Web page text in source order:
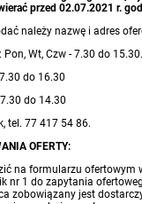
przed 02.07.2021 r.
należy nazwę i adres
Wt, Czw - 7.30 do 15.30.
16.30
14.30
tel. 77 417 54 86.
OFERTY:
na formularzu ofertowym
nr 1 do zapytania
zobowiązany jest